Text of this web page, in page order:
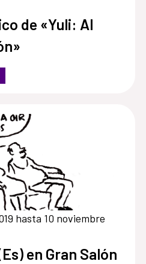
de «Yuli: Al
hasta 10 noviembre
en Gran Salón